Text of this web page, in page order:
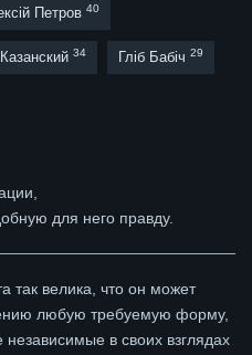
Петров 40
34 Гліб Бабіч 29
для него правду.
так велика, что он может
любую требуемую форму,
в своих взглядах